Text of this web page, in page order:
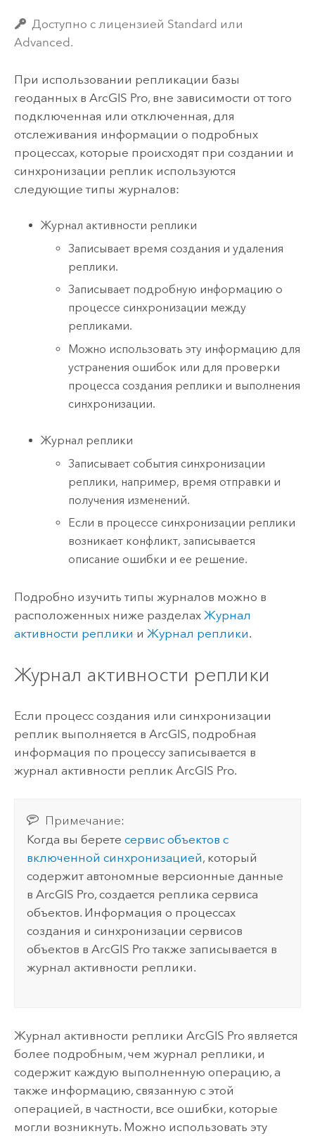
Доступно с лицензией Standard или
Advanced.
При использовании репликации базы
геоданных в ArcGIS Pro, вне зависимости от того
подключенная или отключенная, для
отслеживания информации о подробных
процессах, которые происходят при создании и
синхронизации реплик используются
следующие типы журналов:
Журнал активности реплики
Записывает время создания и удаления
реплики.
Записывает подробную информацию о
процессе синхронизации между
репликами.
Можно использовать эту информацию для
устранения ошибок или для проверки
процесса создания реплики и выполнения
синхронизации.
Журнал реплики
Записывает события синхронизации
реплики, например, время отправки и
получения изменений.
Если в процессе синхронизации реплики
возникает конфликт, записывается
описание ошибки и ее решение.
Подробно изучить типы журналов можно в
расположенных ниже разделах Журнал
активности реплики и Журнал реплики.
Журнал активности реплики
Если процесс создания или синхронизации
реплик выполняется в ArcGIS, подробная
информация по процессу записывается в
журнал активности реплик ArcGIS Pro.
Примечание:
Когда вы беретесервис объектов с
включенной синхронизацией, который
содержит автономные версионные данные
вArcGIS Pro, создается реплика сервиса
объектов. Информация о процессах
создания и синхронизации сервисов
объектов вArcGIS Pro также записывается в
журнал активности реплики.
Журнал активности реплики ArcGIS Proявляется
более подробным, чем журнал реплики, и
содержит каждую выполненную операцию, а
также информацию, связанную с этой
операцией, в частности, все ошибки, которые
могли возникнуть. Можно использовать эту